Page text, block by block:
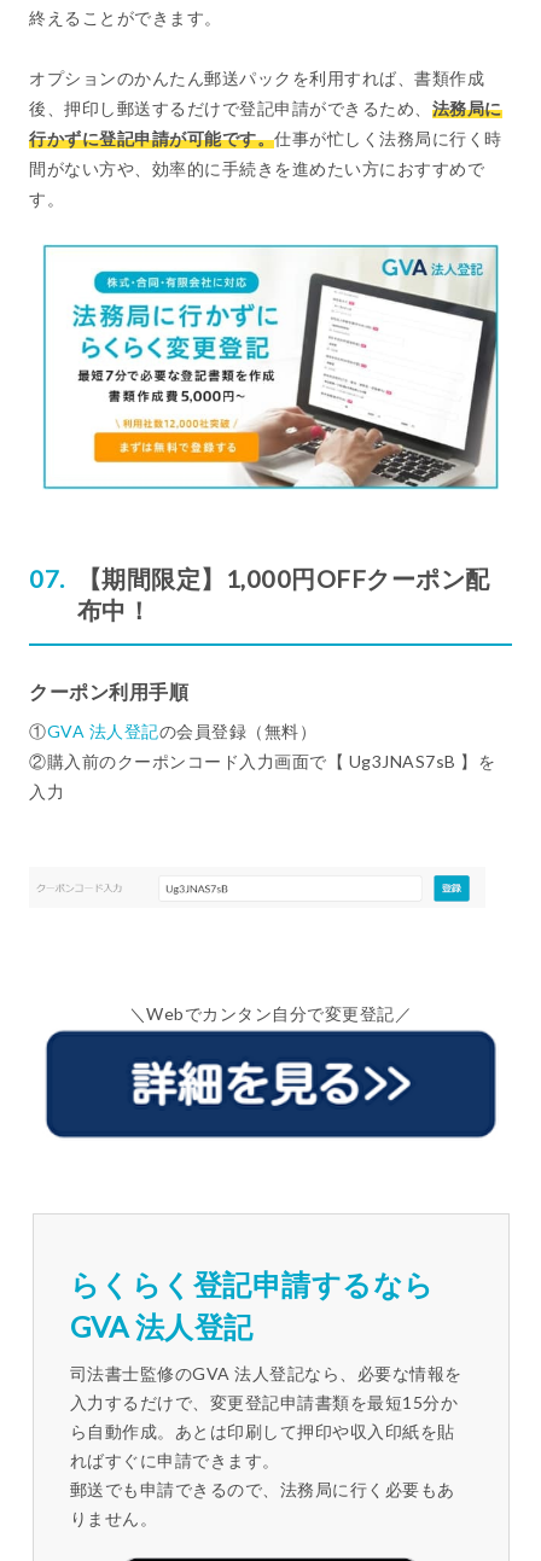
終えることができます。
オプションのかんたん郵送パックを利用すれば、書類作成
後、押印し郵送するだけで登記申請ができるため、 法務局に
行かずに登記申請が可能です。仕事が忙しく法務局に行く時
間がない方や、効率的に手続きを進めたい方におすすめで
す。
【期間限定】1,000円OFFクーポン配
布中！
クーポン利用手順
①GVA 法人登記の会員登録（無料）
②購入前のクーポンコード入力画面で【 Ug3JNAS7sB 】を
入力
＼Webでカンタン自分で変更登記／
らくらく登記申請するなら
GVA 法人登記
司法書士監修のGVA 法人登記なら、必要な情報を
入力するだけで、変更登記申請書類を最短15分か
ら自動作成。あとは印刷して押印や収入印紙を貼
ればすぐに申請できます。
郵送でも申請できるので、法務局に行く必要もあ
りません。